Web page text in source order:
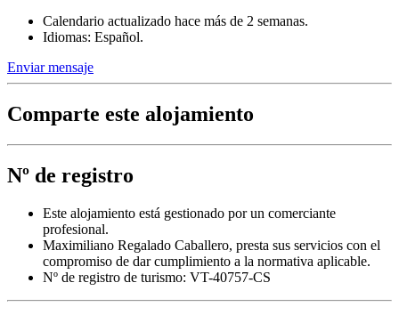
Calendario actualizado hace más de 2 semanas.
Idiomas: Español.
Enviar mensaje
Comparte este alojamiento
Nº de registro
Este alojamiento está gestionado por un comerciante
profesional.
Maximiliano Regalado Caballero, presta sus servicios con el
compromiso de dar cumplimiento a la normativa aplicable.
Nº de registro de turismo: VT-40757-CS